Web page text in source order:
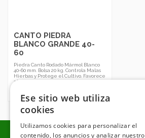
CANTO PIEDRA
BLANCO GRANDE 40-
60
Piedra Canto Rodado Mármol Blanco
40-60 mm. Bolsa 20 kg. Controla Malas
Hierbas y Protege el Cultivo. Favorece
al Ahorro de Agua y Conserva la
Ese sitio web utiliza
cookies
Utilizamos cookies para personalizar el
contenido, los anuncios y analizar nuestro